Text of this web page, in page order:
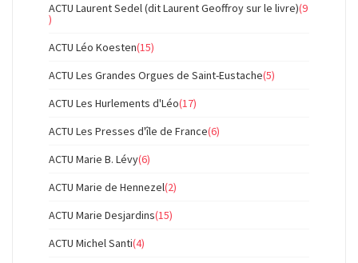
ACTU Laurent Sedel (dit Laurent Geoffroy sur le livre)(9
)
ACTU Léo Koesten(15)
ACTU Les Grandes Orgues de Saint-Eustache(5)
ACTU Les Hurlements d'Léo(17)
ACTU Les Presses d'île de France(6)
ACTU Marie B. Lévy(6)
ACTU Marie de Hennezel(2)
ACTU Marie Desjardins(15)
ACTU Michel Santi(4)